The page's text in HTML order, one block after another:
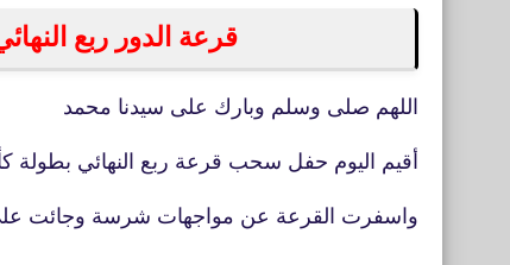
قرعة ‏الدور ربع
اللهم صلى وسلم وبارك على سيدنا محمد
أقيم اليوم حفل سحب قرعة ربع النهائي بطولة
واسفرت القرعة عن مواجهات شرسة وجائت على